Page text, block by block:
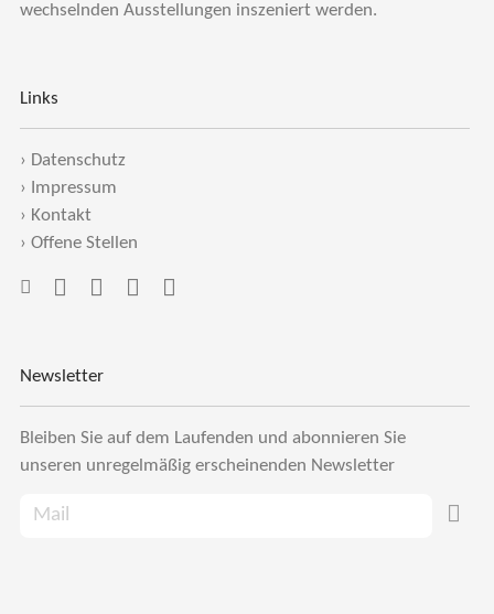
wechselnden Ausstellungen inszeniert werden.
Links
› Datenschutz
›
Impressum
› Kontakt
› Offene Stellen
Newsletter
Bleiben Sie auf dem Laufenden und abonnieren Sie
unseren unregelmäßig erscheinenden Newsletter